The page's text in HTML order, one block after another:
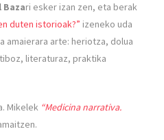
Bazari esker izan zen, eta berak
duten istorioak?” izeneko uda
amaierara arte: heriotza, dolua
literaturaz, praktika
Mikelek “Medicina narrativa.